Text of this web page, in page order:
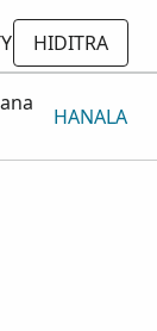
HIDITRA
HANALA